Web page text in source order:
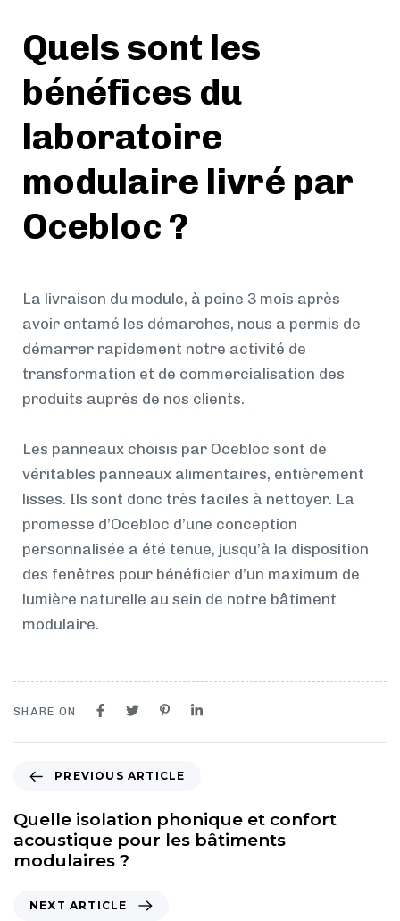
Quels sont les
bénéfices du
laboratoire
modulaire livré par
Ocebloc ?
La livraison du module, à peine 3 mois après
avoir entamé les démarches, nous a permis de
démarrer rapidement notre activité de
transformation et de commercialisation des
produits auprès de nos clients.
Les panneaux choisis par Ocebloc sont de
véritables panneaux alimentaires, entièrement
lisses. Ils sont donc très faciles à nettoyer. La
promesse d’Ocebloc d’une conception
personnalisée a été tenue, jusqu’à la disposition
des fenêtres pour bénéficier d’un maximum de
lumière naturelle au sein de notre bâtiment
modulaire.
SHARE ON
PREVIOUS ARTICLE
Quelle isolation phonique et confort
acoustique pour les bâtiments
modulaires ?
NEXT ARTICLE